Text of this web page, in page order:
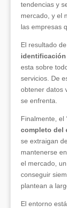
tendencias y
mercado, y el
las empresas
El resultado
esta sobre
servicios. De
obtener datos
se enfrenta.
Finalmente, el
completo del
se extraigan
mantenerse
el mercado,
conseguir
plantean a
El entorno